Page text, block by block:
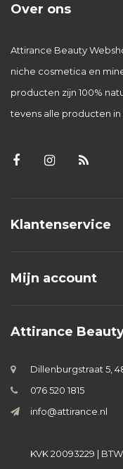
Over ons
Attirance Beauty
niche cosmetica en
producten zijn 100%
tevens alle producten in
Klantenservice
Mijn account
Attirance
Dillenburgstraat 5,
076 520 1815
info@attirance.nl
KVK 20093229 |